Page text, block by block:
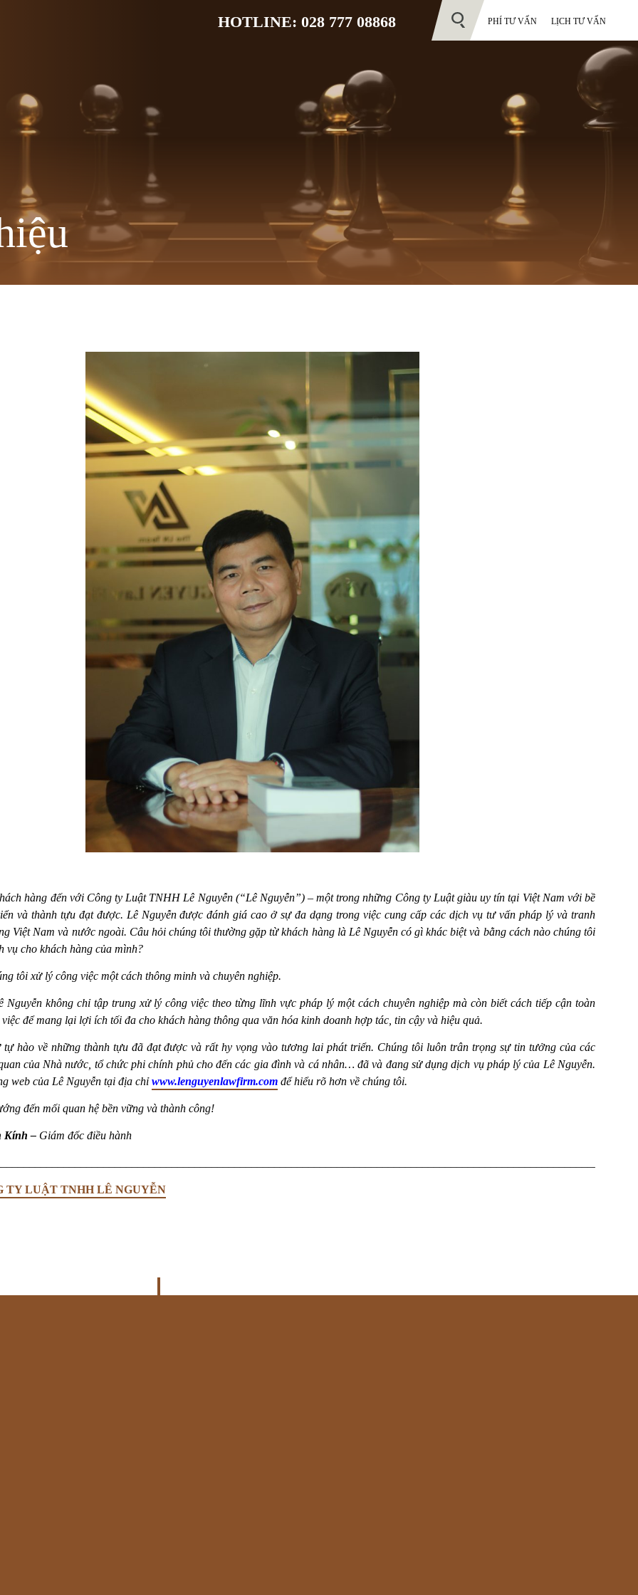
HOTLINE: 028 777 08868 PHÍ TƯ VẤN LỊCH TƯ VẤN
hàng đến với Công ty Luật TNHH Lê Nguyễn (“Lê Nguyễn”) – một trong những Công ty Luật giàu uy tín tại Việt Nam với bề
và thành tựu đạt được. Lê Nguyễn được đánh giá cao ở sự đa dạng trong việc cung cấp các dịch vụ tư vấn pháp lý và tranh
Việt Nam và nước ngoài. Câu hỏi chúng tôi thường gặp từ khách hàng là Lê Nguyễn có gì khác biệt và bằng cách nào chúng tôi
vụ cho khách hàng của mình?
tôi xử lý công việc một cách thông minh và chuyên nghiệp.
Nguyễn không chỉ tập trung xử lý công việc theo từng lĩnh vực pháp lý một cách chuyên nghiệp mà còn biết cách tiếp cận toàn
để mang lại lợi ích tối đa cho khách hàng thông qua văn hóa kinh doanh hợp tác, tin cậy và hiệu quả.
tự hào về những thành tựu đã đạt được và rất hy vọng vào tương lai phát triển. Chúng tôi luôn trân trọng sự tin tưởng của các
của Nhà nước, tổ chức phi chính phủ cho đến các gia đình và cá nhân… đã và đang sử dụng dịch vụ pháp lý của Lê Nguyễn.
web của Lê Nguyễn tại địa chỉwww.lenguyenlawfirm.com để hiểu rõ hơn về chúng tôi.
đến mối quan hệ bền vững và thành công!
Kính – Giám đốc điều hành
TY LUẬT TNHH LÊ NGUYỄN